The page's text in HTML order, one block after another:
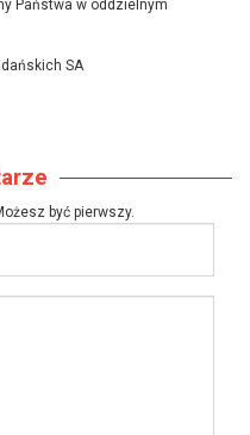
Państwa w oddzielnym
SA
być pierwszy.